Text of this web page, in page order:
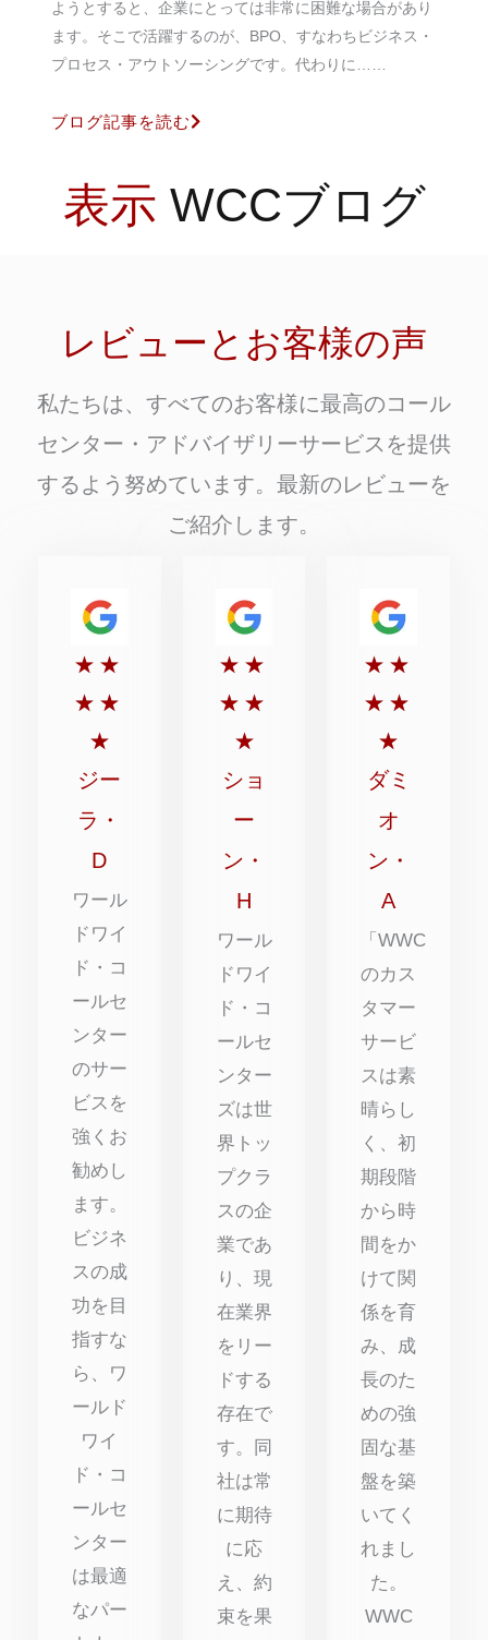
ようとすると、企業にとっては非常に困難な場合があり
ます。そこで活躍するのが、BPO、すなわちビジネス・
プロセス・アウトソーシングです。代わりに……
ブログ記事を読む
表示 WCCブログ
レビューとお客様の声
私たちは、すべてのお客様に最高のコール
センター・アドバイザリーサービスを提供
するよう努めています。最新のレビューを
ご紹介します。
★ ★
★ ★
★
5
点
満
点
中
点
ジー
ラ・
D
ワール
ドワイ
ド・コ
ールセ
ンター
のサー
ビスを
強くお
勧めし
ます。
ビジネ
スの成
功を目
指すな
ら、ワ
ールド
ワイ
ド・コ
ールセ
ンター
は最適
なパー
★ ★
★ ★
★
5
点
満
点
中
5
ショ
ー
ン・
H
ワール
ドワイ
ド・コ
ールセ
ンター
ズは世
界トッ
プクラ
スの企
業であ
り、現
在業界
をリー
ドする
存在で
す。同
社は常
に期待
に応
え、約
束を果
★ ★
★ ★
★
5
点
点
5
ダミ
オ
ン・
A
「WWC
のカス
タマー
サービ
スは素
晴らし
く、初
期段階
から時
間をか
けて関
係を育
み、成
長のた
めの強
固な基
盤を築
いてく
れまし
た。
WWC